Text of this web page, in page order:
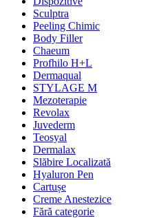
Sculptra
Peeling Chimic
Body Filler
Chaeum
Profhilo H+L
Dermaqual
STYLAGE M
Mezoterapie
Revolax
Juvederm
Teosyal
Dermalax
Slăbire Localizată
Hyaluron Pen
Cartușe
Creme Anestezice
Fără categorie